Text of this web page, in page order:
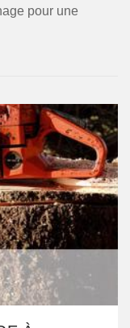
pour une